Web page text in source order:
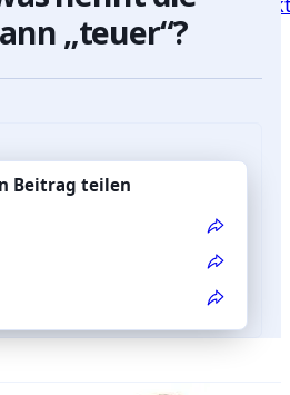
„teuer“?
Beitrag teilen